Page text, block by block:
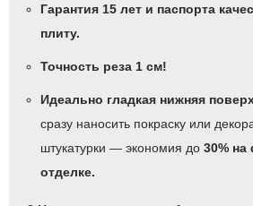
Гарантия 15 лет и паспорта
плиту.
Точность реза 1 см!
Идеально гладкая нижняя
сразу наносить покраску или
штукатурки — экономия до 30%
отделке.